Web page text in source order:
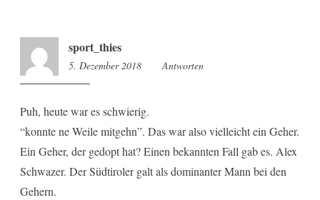
sport_thies
5. Dezember 2018 8:50
Antworten
Puh, heute war es schwierig.
“konnte ne Weile mitgehn”. Das war also vielleicht ein Geher.
Ein Geher, der gedopt hat? Einen bekannten Fall gab es. Alex
Schwazer. Der Südtiroler galt als dominanter Mann bei den
Gehern.